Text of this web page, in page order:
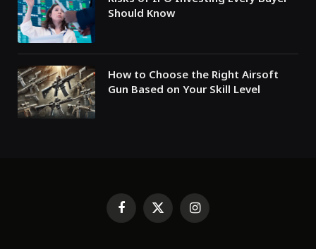
Should Know
How to Choose the Right Airsoft
Gun Based on Your Skill Level
Facebook
X
Instagram